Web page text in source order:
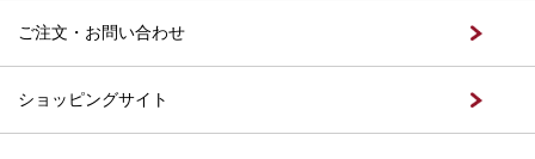
ご注文・お問い合わせ
ショッピングサイト